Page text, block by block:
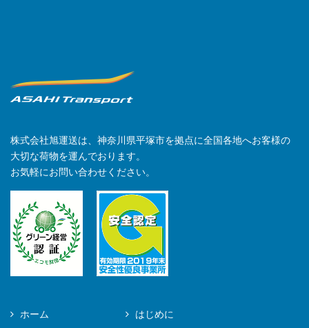
株式会社旭運送は、神奈川県平塚市を拠点に全国各地へお客様の
大切な荷物を運んでおります。
お気軽にお問い合わせください。
ホーム はじめに